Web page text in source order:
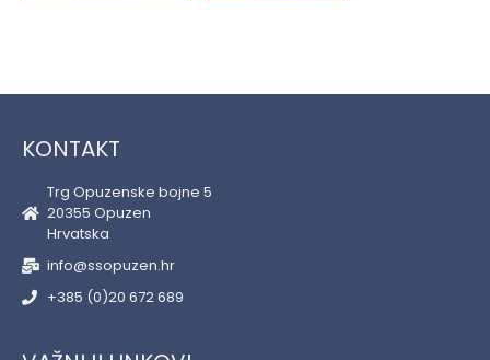
KONTAKT
Trg Opuzenske bojne 5
20355 Opuzen
Hrvatska
info@ssopuzen.hr
+385 (0)20 672 689